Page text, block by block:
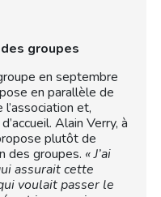
groupes
en septembre
en parallèle de
et,
Alain Verry, à
plutôt de
des groupes. « J’ai
assurait cette
voulait passer le